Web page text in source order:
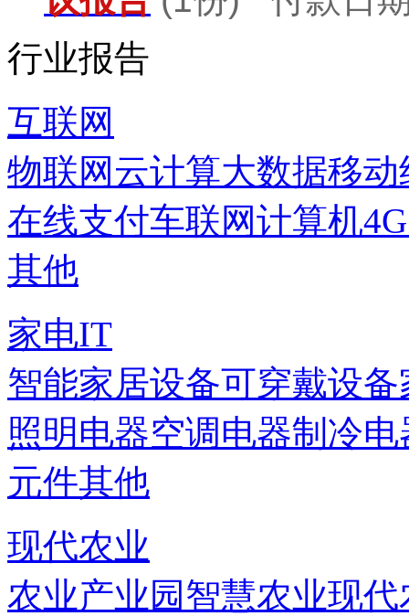
行业报告
互联网
物联网 云计算大数据移动
在线支付车联网计算机
其他
家电IT
智能家居设备可穿戴设备
照明电器空调电器制冷电
元件其他
现代农业
农业产业园智慧农业现代